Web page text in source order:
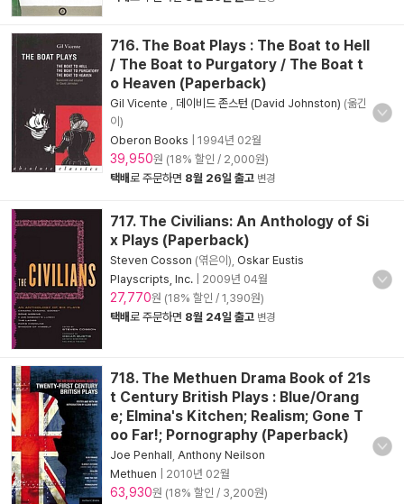
716. The Boat Plays : The Boat to Hell
/ The Boat to Purgatory / The Boat t
o Heaven (Paperback)
Gil Vicente 데이비드 존스턴 (David Johnston) (옮긴
이)
Oberon Books
1994년 02월
39,950원 (18% 할인 / 2,000원)
택배로 주문하면 8월 26일 출고 변경
717. The Civilians: An Anthology of Si
x Plays (Paperback)
Steven Cosson (엮은이), Oskar Eustis
Playscripts, Inc.
2009년 04월
27,770원 (18% 할인 / 1,390원)
택배로 주문하면 8월 24일 출고 변경
718. The Methuen Drama Book of 21s
t Century British Plays : Blue/Orang
e; Elmina's Kitchen; Realism; Gone T
oo Far!; Pornography (Paperback)
Joe Penhall Anthony Neilson
Methuen
2010년 02월
63,930원 (18% 할인 / 3,200원)